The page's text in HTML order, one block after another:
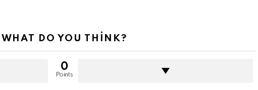
WHAT DO YOU THINK?
0
Points